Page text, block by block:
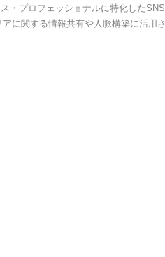
・プロフェッショナルに特化したSNS
に関する情報共有や人脈構築に活用さ